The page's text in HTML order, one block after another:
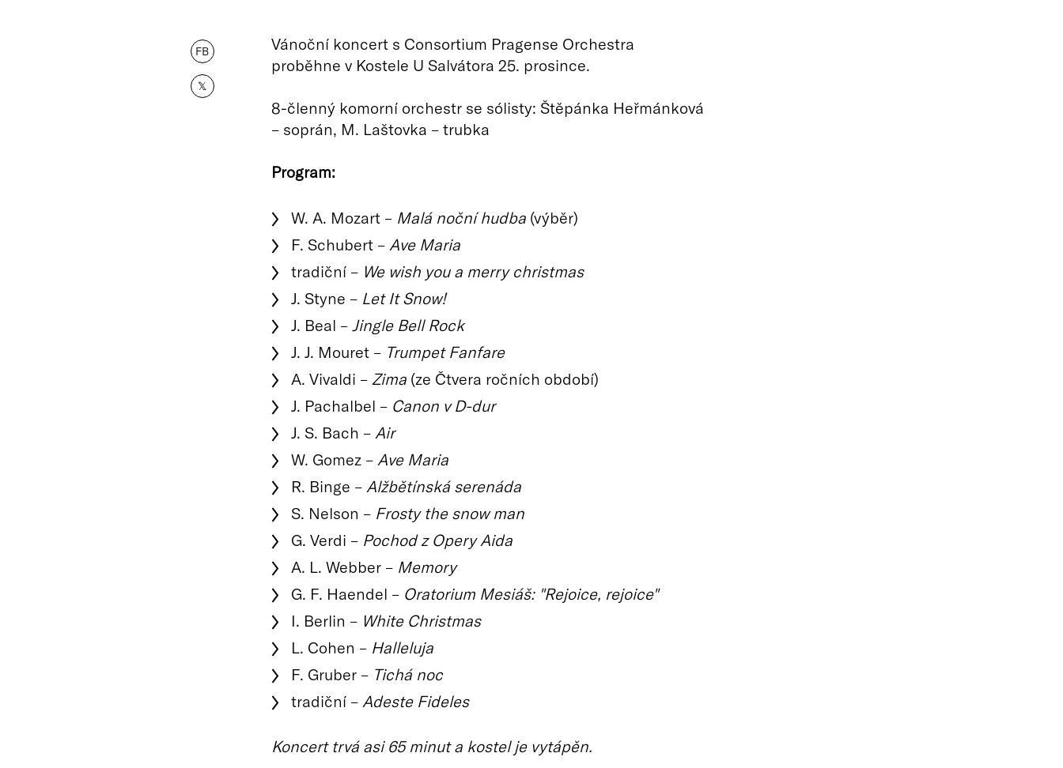
FB
𝕏
Vánoční koncert s Consortium Pragense Orchestra
proběhne v Kostele U Salvátora 25. prosince.
8-členný komorní orchestr se sólisty: Štěpánka Heřmánková
– soprán, M. Laštovka – trubka
Program:
W. A. Mozart – Malá noční hudba(výběr)
F. Schubert – Ave Maria
tradiční – We wish you a merry christmas
J. Styne – Let It Snow!
J. Beal – Jingle Bell Rock
J. J. Mouret – Trumpet Fanfare
A. Vivaldi – Zima(ze Čtvera ročních období)
J. Pachalbel – Canon v D-dur
J. S. Bach – Air
W. Gomez – Ave Maria
R. Binge – Alžbětínská serenáda
S. Nelson – Frosty the snow man
G. Verdi – Pochod z Opery Aida
A. L. Webber – Memory
G. F. Haendel – Oratorium Mesiáš: "Rejoice, rejoice"
I. Berlin – White Christmas
L. Cohen – Halleluja
F. Gruber – Tichá noc
tradiční – Adeste Fideles
Koncert trvá asi 65 minut a kostel je vytápěn.